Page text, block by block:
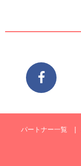
パートナー一覧